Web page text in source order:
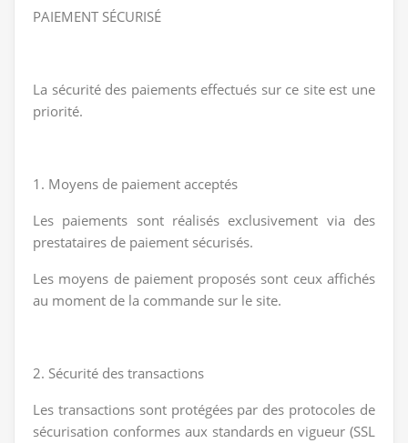
PAIEMENT SÉCURISÉ
La sécurité des paiements effectués sur ce site est une
priorité.
1. Moyens de paiement acceptés
Les paiements sont réalisés exclusivement via des
prestataires de paiement sécurisés.
Les moyens de paiement proposés sont ceux affichés
au moment de la commande sur le site.
2. Sécurité des transactions
Les transactions sont protégées par des protocoles de
sécurisation conformes aux standards en vigueur (SSL